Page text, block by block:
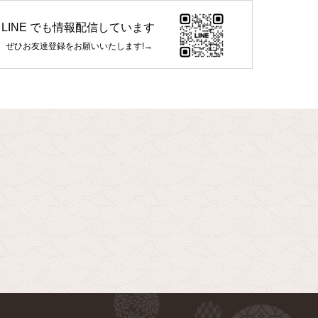
LINE でも情報配信しています
ぜひお友達登録をお願いいたします!→